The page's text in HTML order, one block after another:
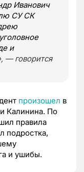
Иванович
СУ СК
и
— говорится
произошел в
Калинина. По
правила
подростка,
и ушибы.